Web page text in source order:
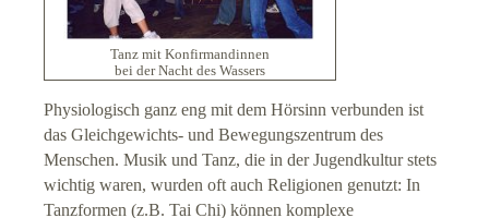
Tanz mit Konfirmandinnen
bei der Nacht des Wassers
Physiologisch ganz eng mit dem Hörsinn verbunden ist
das Gleichgewichts- und Bewegungszentrum des
Menschen. Musik und Tanz, die in der Jugendkultur stets
wichtig waren, wurden oft auch Religionen genutzt: In
Tanzformen (z.B. Tai Chi) können komplexe